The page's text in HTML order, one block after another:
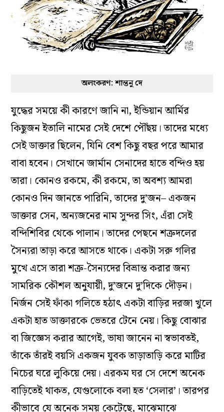
অলংকরণ: শান্তনু দে
যুদ্ধের সময়ে কী কারণে জানি না, ইন্ডিয়ান আর্মির
কিছুজন ইতালি নামের সেই দেশে পৌঁছয়। তাদের মধ্যে
সেই ডাক্তার ছিলেন, যিনি বেশ কিছু বছর পরে আমার
বাবা হবেন। সেখানে জার্মান সেনাদের হাতে বন্দিও হয়
তারা। কোনও রকমে, কী রকমে, তা অবশ্য আমরা
কোনও দিন জানতে পারিনি, তাদের দু’জন– একজন
ডাক্তার সেন, অন্যজনের নাম সুন্দর সিং, এঁরা সেই
বন্দিশিবির থেকে পালান। তাদের পেছনে শত্রুদলের
সৈন্যরা তাড়া করে আসতে থাকে। একটা সরু গলির
মুখে এসে তারা শত্রু-সৈন্যদের বিভ্রান্ত করার জন্য
সামরিক কৌশল অনুযায়ী, দু’জনে দু’দিকে দৌড়ন।
নির্জন সেই ফাঁকা গলিতে হঠাৎ একটা বাড়ির দরজা খুলে
একটা হাত ডাক্তারকে ভেতরে টেনে নেয়। কিছু বোঝার
বা জিজ্ঞেস করার আগেই, ভাষা জানেন না স্বভাবতই,
তাঁকে তাঁরই বয়সি একজন যুবক তাড়াতাড়ি করে মাটির
নিচের ঘরে লুকিয়ে দেয়। এরকম ঘর সে দেশে অনেক
বাড়িতেই থাকত, যেগুলোকে বলা হত ‘সেলার’। তারপর
কীভাবে যে অনেক সময় কেটেছে, মাঝেমাঝে